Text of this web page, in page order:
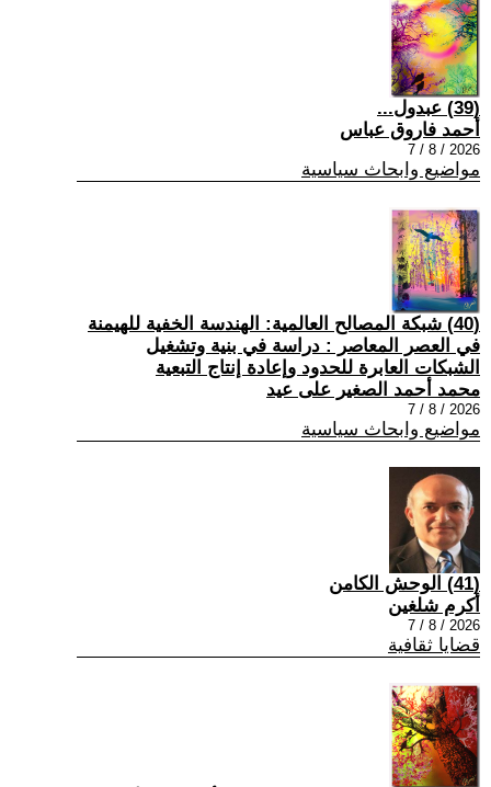
(39) عبدول...
أحمد فاروق عباس
2026 / 8 / 7
مواضيع وابحاث سياسية
(40) شبكة المصالح العالمية: الهندسة الخفية للهيمنة
في العصر المعاصر : دراسة في بنية وتشغيل
الشبكات العابرة للحدود وإعادة إنتاج التبعية
محمد أحمد الصغير على عيد
2026 / 8 / 7
مواضيع وابحاث سياسية
(41) الوحش الكامن
أكرم شلغين
2026 / 8 / 7
قضايا ثقافية